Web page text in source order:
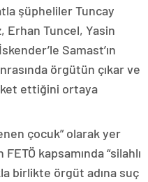
şüpheliler Tuncay
Erhan Tuncel, Yasin
Samast’ın
örgütün çıkar ve
ettiğini ortaya
çocuk” olarak yer
kapsamında “silahlı
birlikte örgüt adına suç